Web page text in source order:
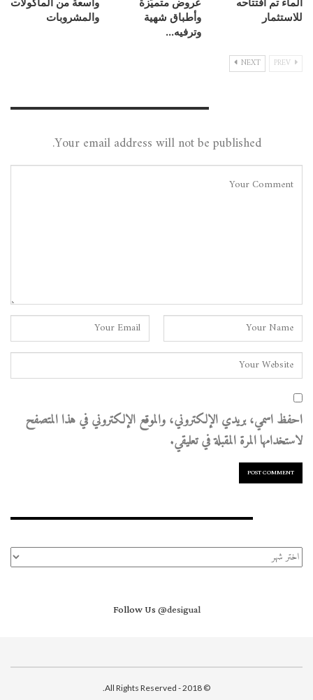
للاستثمار
وأطباق شهية
وترفيه…
والمشروبات
NEXT
Your email address will not be published.
احفظ اسمي، بريدي الإلكتروني، والموقع الإلكتروني في هذا المتصفح
لاستخدامها المرة المقبلة في تعليقي.
الأرشيف
Follow Us@desigual
© 2018 - All Rights Reserved.